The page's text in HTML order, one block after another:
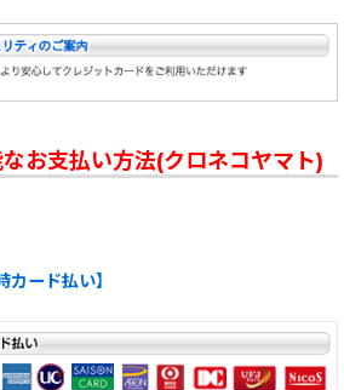
お支払い方法(クロネコヤマト)
ード払い】